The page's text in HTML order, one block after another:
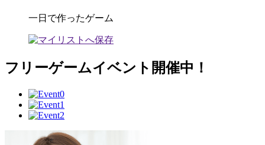
一日で作ったゲーム
フリーゲームイベント開催中！